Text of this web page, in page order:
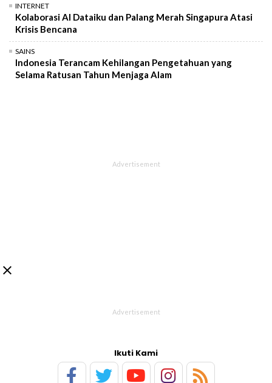
INTERNET
Kolaborasi AI Dataiku dan Palang Merah Singapura Atasi
Krisis Bencana
SAINS
Indonesia Terancam Kehilangan Pengetahuan yang
Selama Ratusan Tahun Menjaga Alam

Ikuti Kami